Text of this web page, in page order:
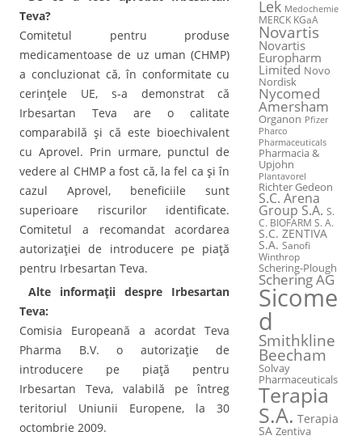
Teva?
Comitetul pentru produse
medicamentoase de uz uman (CHMP)
a concluzionat că, în conformitate cu
cerinţele UE, s-a demonstrat că
Irbesartan Teva are o calitate
comparabilă şi că este bioechivalent
cu Aprovel. Prin urmare, punctul de
vedere al CHMP a fost că, la fel ca şi în
cazul Aprovel, beneficiile sunt
superioare riscurilor identificate.
Comitetul a recomandat acordarea
autorizaţiei de introducere pe piaţă
pentru Irbesartan Teva.
Alte informaţii despre Irbesartan
Teva:
Comisia Europeană a acordat Teva
Pharma B.V. o autorizaţie de
introducere pe piaţă pentru
Irbesartan Teva, valabilă pe întreg
teritoriul Uniunii Europene, la 30
octombrie 2009.
Lek Medochemie
MERCK KGaA
Novartis
Novartis
Europharm
Limited Novo
Nordisk
Nycomed
Amersham
Organon Pfizer
Pharco
Pharmaceuticals
Pharmacia &
Upjohn
Plantavorel
Richter Gedeon
S.C. Arena
Group S.A. S.
C. BIOFARM S. A.
S.C. ZENTIVA
S.A. Sanofi
Winthrop
Schering-Plough
Schering AG
Sicome
d
Smithkline
Beecham
Solvay
Pharmaceuticals
Terapia
S.A. Terapia
SA Zentiva